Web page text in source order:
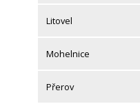
Litovel
Mohelnice
Přerov